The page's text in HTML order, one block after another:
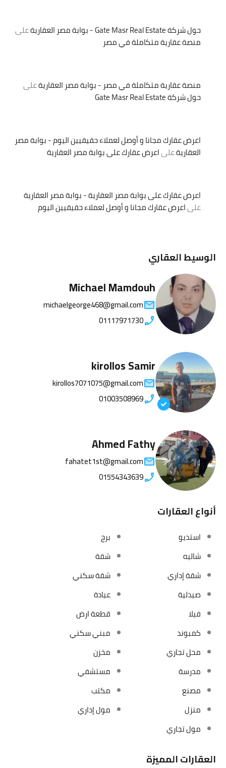
حول شركة Gate Masr Real Estate - بوابة مصر العقارية
على
منصة عقارية متكاملة في مصر
منصة عقارية متكاملة في مصر - بوابة مصر العقاريةعلى
حول شركة Gate Masr Real Estate
اعرض عقارك مجانا و أوصل لعملاء حقيقيين اليوم - بوابة مصر
العقاريةعلىاعرض عقارك على بوابة مصر العقارية
اعرض عقارك على بوابة مصر العقارية - بوابة مصر العقارية
علىاعرض عقارك مجانا و أوصل لعملاء حقيقيين اليوم
الوسيط العقاري
Michael Mamdouh
michaelgeorge468@gmail.com
01117971730
kirollos Samir
kirollos7071075@gmail.com
01003508969
Ahmed Fathy
fahatet1st@gmail.com
01554343639
أنواع العقارات
استديو
برج
شاليه
شقة
شقة إداري
شقة سكني
صيدلية
عيادة
فيلا
قطعة ارض
كمبوند
مبني سكني
محل تجاري
مخزن
مدرسة
مستشفي
مصنع
مكتب
منزل
مول إداري
مول تجاري
العقارات المميزة